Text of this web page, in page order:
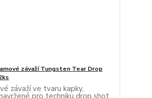
závaží Tungsten Tear Drop
závaží ve tvaru kapky,
pro techniku drop shot.